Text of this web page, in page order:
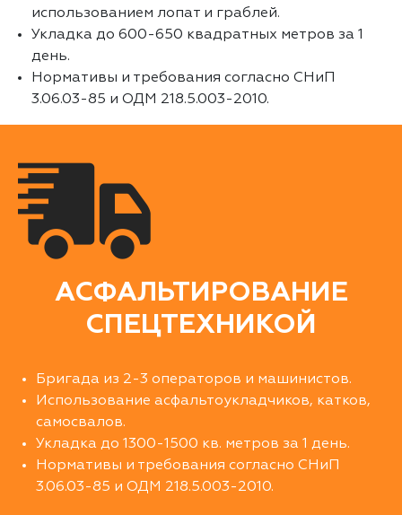
использованием лопат и граблей.
Укладка до 600-650 квадратных метров за 1
день.
Нормативы и требования согласно СНиП
3.06.03-85 и ОДМ 218.5.003-2010.
АСФАЛЬТИРОВАНИЕ
СПЕЦТЕХНИКОЙ
Бригада из 2-3 операторов и машинистов.
Использование асфальтоукладчиков, катков,
самосвалов.
Укладка до 1300-1500 кв. метров за 1 день.
Нормативы и требования согласно СНиП
3.06.03-85 и ОДМ 218.5.003-2010.